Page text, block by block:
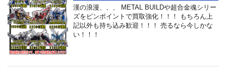
漢の浪漫、、、 METAL BUILDや超合金魂シリー
ズをピンポイントで買取強化！！！ もちろん上
記以外も持ち込み歓迎！！！ 売るなら今しかな
い！！！